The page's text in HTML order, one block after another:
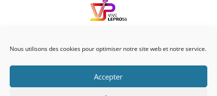
Nous utilisons des cookies pour optimiser notre site web et notre service.
Accepter